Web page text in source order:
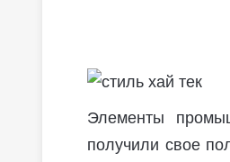
Элементы
получили свое